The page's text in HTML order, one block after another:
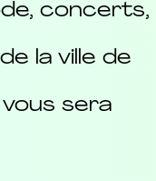
concerts,
la ville de
sera